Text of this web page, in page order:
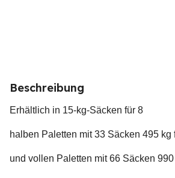
Beschreibung
Erhältlich in 15-kg-Säcken für 8
halben Paletten mit 33 Säcken 495 kg
und vollen Paletten mit 66 Säcken